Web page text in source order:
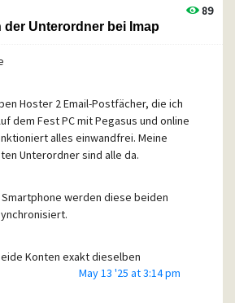
89
Unterordner bei Imap
Hoster 2 Email-Postfächer, die ich
dem Fest PC mit Pegasus und online
alles einwandfrei. Meine
Unterordner sind alle da.
werden diese beiden
Konten exakt dieselben
May 13 '25 at 3:14 pm